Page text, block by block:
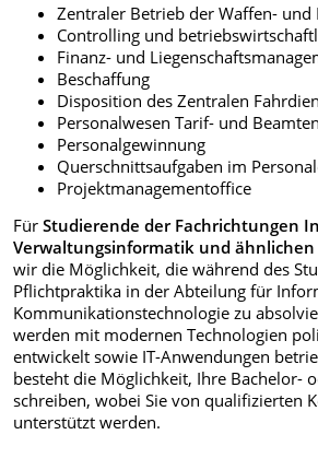
Zentraler Betrieb der Waffen- und
Controlling und
Finanz- und
Beschaffung
Disposition des Zentralen
Personalwesen Tarif- und
Personalgewinnung
Querschnittsaufgaben im
Projektmanagementoffice
FürStudierende der Fachrichtungen
Verwaltungsinformatik und ähnlichen
wir die Möglichkeit, die während des
Pflichtpraktika in der Abteilung für
Kommunikationstechnologie zu
werden mit modernen Technologien
entwickelt sowie IT-Anwendungen
besteht die Möglichkeit, Ihre Bachelor-
schreiben, wobei Sie von qualifizierten
unterstützt werden.